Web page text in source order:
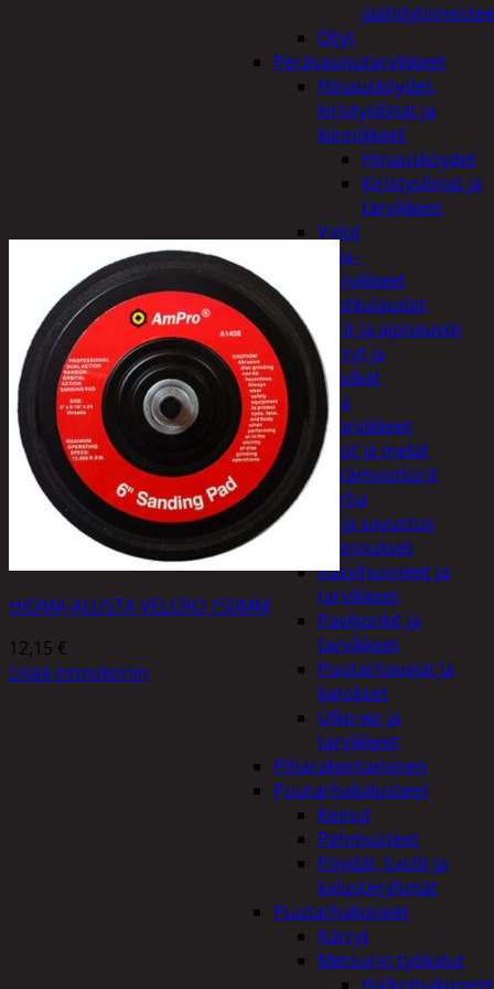
Öljyt
Perävaunutarvikkeet
Hinausköydet,
kiristysliinat ja
kiinnikkeet
Hinausköydet
Kiristysliinat ja
tarvikkeet
Valot
Rengas ja -
vannetarvikkeet
Sähköpotkulaudat,
skootterit ja ajoneuvot
Tukkikärryt ja
juontopulkat
Veneet ja
veneilytarvikkeet
Airot ja melat
Perämoottorit
Piha ja puutarha
Grillaus ja savustus
Piharakennukset
Kasvihuoneet ja
tarvikkeet
Paviljonkit ja
tarvikkeet
Puutarhavajat ja
katokset
Ulko-wc ja
tarvikkeet
Piharakentaminen
Puutarhakalusteet
Keinut
Pehmusteet
Pöydät, tuolit ja
kalusteryhmät
Puutarhakoneet
Kärryt
Metsurin työkalut
HIOMA-ALUSTA VELCRO 150MM
12,15 €
Lisää ostoskoriin